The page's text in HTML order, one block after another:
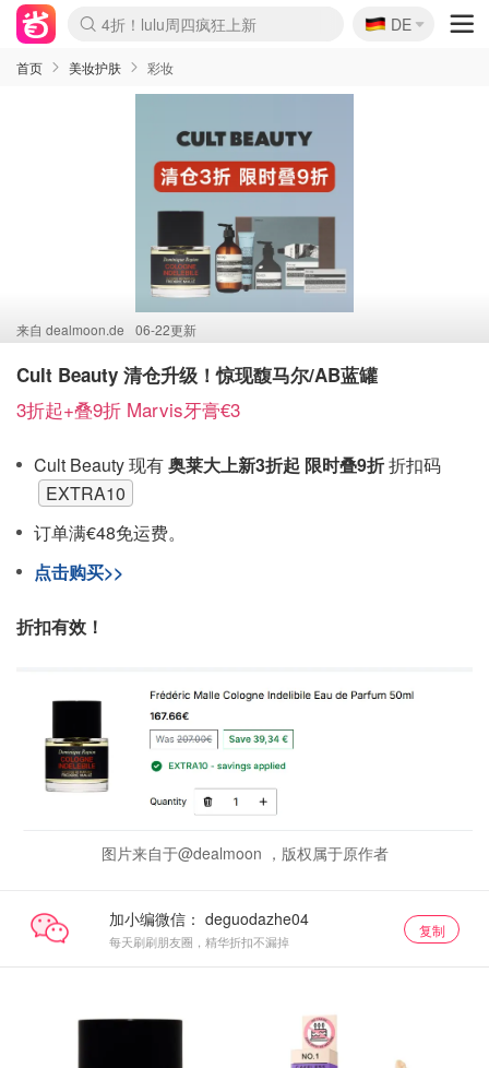
Boticinal 夏促开抢！
4折！lulu周四疯狂上新
还没结束！&OtherStories大促
Joybuy变相75折 随时失效
速领！Stanley独家85折
疑似霸哥！Camper额外叠85折
Zalando 奥莱闪促！每日更新
Moncler反季囤！5折起+叠9折
Coach Brooklyn仅€192
🇩🇪
DE
首页 美妆护肤 彩妆
来自 dealmoon.de 06-22更新
Cult Beauty 清仓升级！惊现馥马尔/AB蓝罐
3折起+叠9折 Marvis牙膏€3
Cult Beauty 现有奥莱大上新3折起 限时叠9折折扣码
EXTRA10
订单满€48免运费。
点击购买>>
折扣有效！
图片来自于@dealmoon ，版权属于原作者
加小编微信：
每天刷刷朋友圈，精华折扣不漏掉
复制